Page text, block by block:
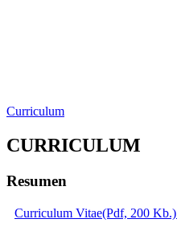
Curriculum
CURRICULUM
Resumen
Curriculum Vitae(Pdf, 200 Kb.)